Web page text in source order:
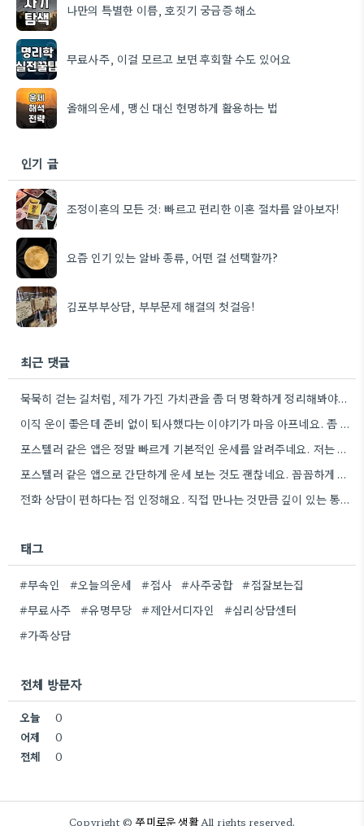
나만의 특별한 이름, 호짓기 궁금증 해소
무료사주, 이걸 모르고 보면 후회할 수도 있어요
올해의운세, 맹신 대신 현명하게 활용하는 법
인기 글
조정이혼의 모든 것: 빠르고 편리한 이혼 절차를 알아보자!
요즘 인기 있는 알바 종류, 어떤 걸 선택할까?
김포부부상담, 부부문제 해결의 첫걸음!
최근 댓글
묵묵히 걷는 길처럼, 제가 가진 가치관을 좀 더 명확하게 정리해봐야겠어요.
이직 운이 좋은데 준비 없이 퇴사했다는 이야기가 마음 아프네요. 좀 더 신중하게 상황을 판단해야 할…
포스텔러 같은 앱은 정말 빠르게 기본적인 운세를 알려주네요. 저는 운세 보는 것보다, 앞으로의 계획을 세울…
포스텔러 같은 앱으로 간단하게 운세 보는 것도 괜찮네요. 꼼꼼하게 분석하기 전에 먼저 방향 잡기가 좋겠어요.
전화 상담이 편하다는 점 인정해요. 직접 만나는 것만큼 깊이 있는 통찰력을 얻기는 어려울 것 같아요.
태그
#무속인 #오늘의운세 #점사 #사주궁합
#점잘보는집
#무료사주
#유명무당 #제안서디자인
#심리상담센터
#가족상담
전체 방문자
오늘
0
어제
0
전체
0
Copyright ©쭈미로운 생활All rights reserved.